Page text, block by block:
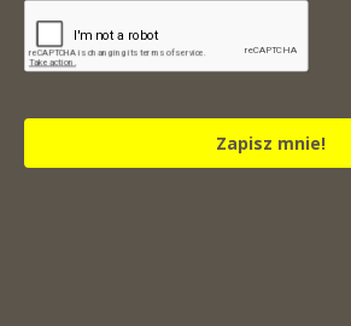
Zapisz mnie!